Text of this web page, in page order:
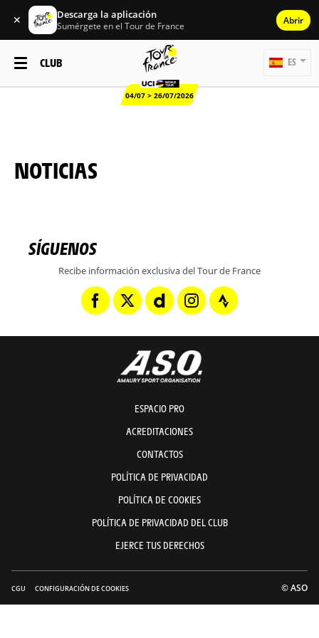
✕ Descarga la aplicación
Sumérgete en el Tour de France Abrir
CLUB
04/07 > 26/07/2026
ES
NOTICIAS
SÍGUENOS
Recibe información exclusiva del Tour de France
ESPACIO PRO
ACREDITACIONES
CONTACTOS
POLÍTICA DE PRIVACIDAD
POLÍTICA DE COOKIES
POLÍTICA DE PRIVACIDAD DEL CLUB
EJERCE TUS DERECHOS
CGU CONFIGURACIÓN DE COOKIES © ASO